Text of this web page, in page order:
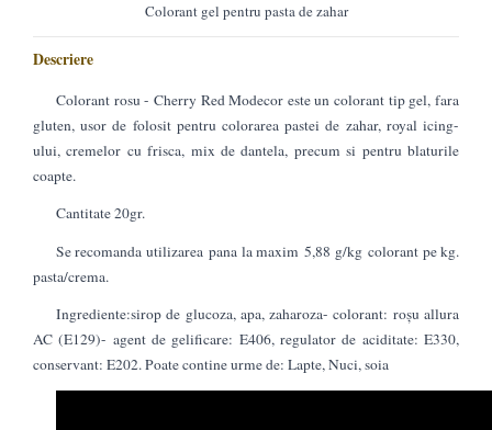
Colorant gel pentru pasta de zahar
Descriere
Colorant rosu - Cherry Red Modecor este un colorant tip gel, fara
gluten, usor de folosit pentru colorarea pastei de zahar, royal icing-
ului, cremelor cu frisca, mix de dantela, precum si pentru blaturile
coapte.
Cantitate 20gr.
Se recomanda utilizarea pana la maxim 5,88 g/kg colorant pe kg.
pasta/crema.
Ingrediente:sirop de glucoza, apa, zaharoza- colorant: roșu allura
AC (E129)- agent de gelificare: E406, regulator de aciditate: E330,
conservant: E202. Poate contine urme de: Lapte, Nuci, soia